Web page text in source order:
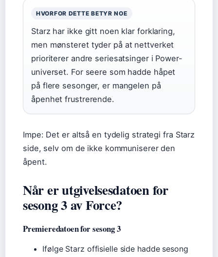
HVORFOR DETTE BETYR NOE
Starz har ikke gitt noen klar forklaring,
men mønsteret tyder på at nettverket
prioriterer andre seriesatsinger i Power-
universet. For seere som hadde håpet
på flere sesonger, er mangelen på
åpenhet frustrerende.
Impe: Det er altså en tydelig strategi fra Starz
side, selv om de ikke kommuniserer den
åpent.
Når er utgivelsesdatoen for
sesong 3 av Force?
Premieredatoen for sesong 3
Ifølge Starz offisielle side hadde sesong